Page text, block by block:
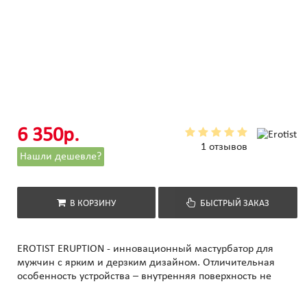
1 отзывов
6 350р.
Нашли дешевле?
В КОРЗИНУ БЫСТРЫЙ ЗАКАЗ
EROTIST ERUPTION - инновационный мастурбатор для
мужчин с ярким и дерзким дизайном. Отличительная
особенность устройства – внутренняя поверхность не